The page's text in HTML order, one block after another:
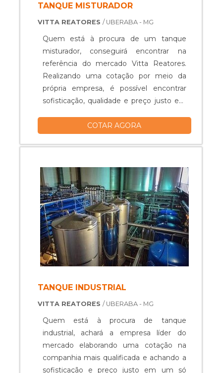
TANQUE MISTURADOR
VITTA REATORES / UBERABA - MG
Quem está à procura de um tanque
misturador, conseguirá encontrar na
referência do mercado Vitta Reatores.
Realizando uma cotação por meio da
própria empresa, é possível encontrar
sofisticação, qualidade e preço justo em
misturador, com os colaboradores da
benefício com equipamentos específicos
mais diversos tipos de prod...
COTAR AGORA
TANQUE INDUSTRIAL
VITTA REATORES / UBERABA - MG
Quem está à procura de tanque
industrial, achará a empresa líder do
mercado elaborando uma cotação na
companhia mais qualificada e achando a
sofisticação e preço justo em um só